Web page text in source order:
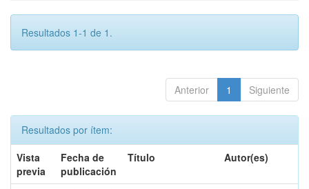
Resultados 1-1 de 1.
Anterior 1 Siguiente
Resultados por ítem:
Vista
previa
Fecha de
publicación
Título Autor(es)